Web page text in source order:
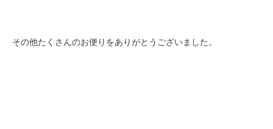
その他たくさんのお便りをありがとうございました。